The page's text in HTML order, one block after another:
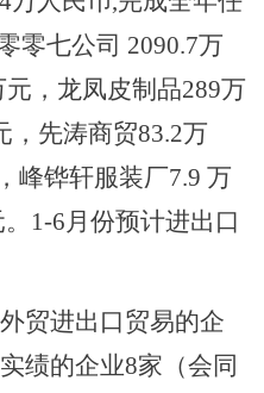
零七公司 2090.7万
，龙凤皮制品289万
，先涛商贸83.2万
峰铧轩服装厂7.9 万
1-6月份预计进出口
贸进出口贸易的企
绩的企业8家（会同